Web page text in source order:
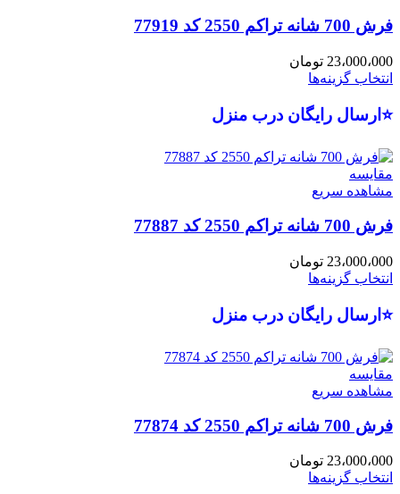
فرش 700 شانه تراکم 2550 کد 77919
23،000،000 تومان
انتخاب گزینه‌ها
⭐ارسال رایگان درب منزل
مقایسه
مشاهده سریع
فرش 700 شانه تراکم 2550 کد 77887
23،000،000 تومان
انتخاب گزینه‌ها
⭐ارسال رایگان درب منزل
مقایسه
مشاهده سریع
فرش 700 شانه تراکم 2550 کد 77874
23،000،000 تومان
انتخاب گزینه‌ها